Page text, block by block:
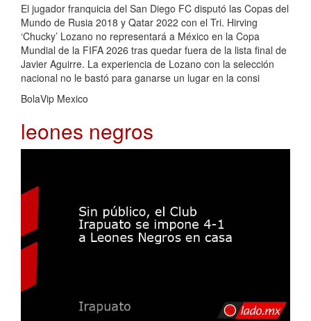
El jugador franquicia del San Diego FC disputó las Copas del
Mundo de Rusia 2018 y Qatar 2022 con el Tri. Hirving
‘Chucky’ Lozano no representará a México en la Copa
Mundial de la FIFA 2026 tras quedar fuera de la lista final de
Javier Aguirre. La experiencia de Lozano con la selección
nacional no le bastó para ganarse un lugar en la consi
BolaVip Mexico
leones negros